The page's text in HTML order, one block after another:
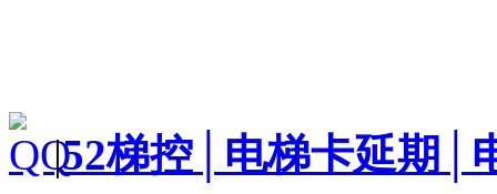
|52梯控│电梯卡延期│